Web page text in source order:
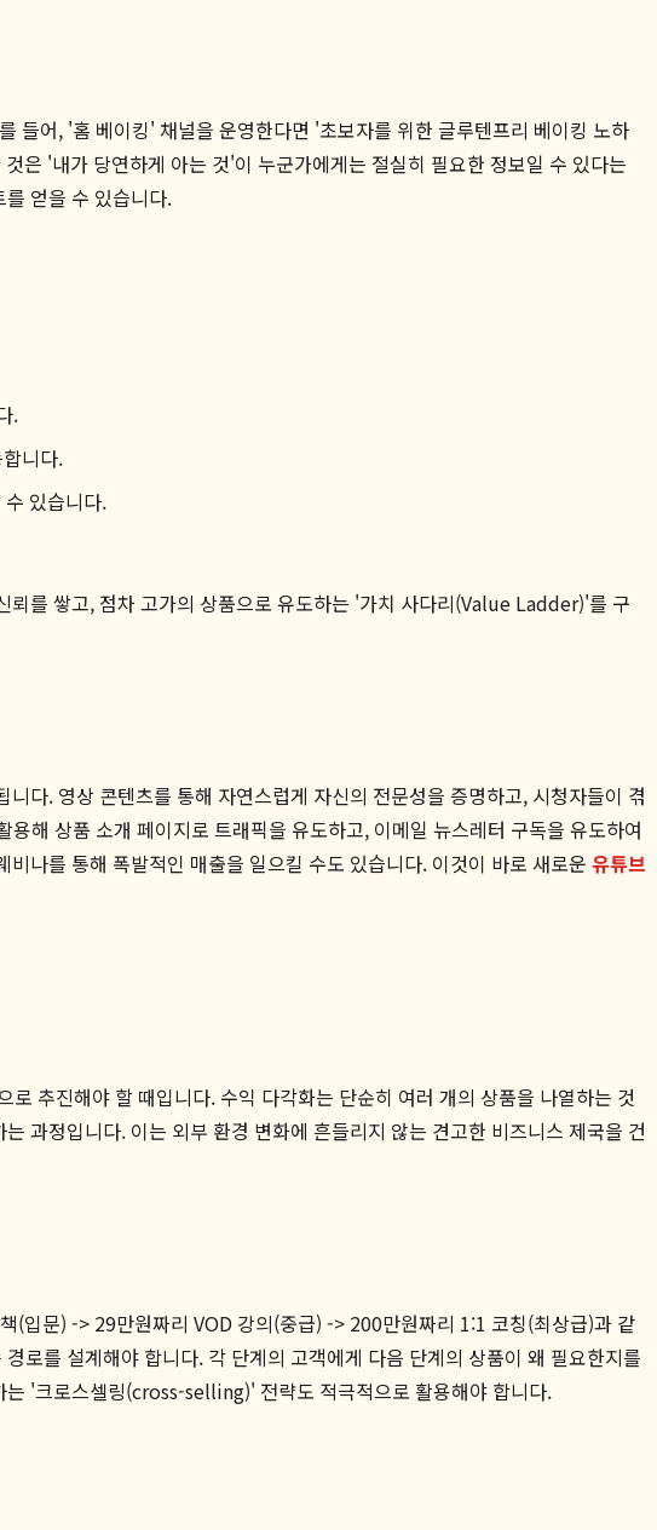
들어, '홈 베이킹' 채널을 운영한다면 '초보자를 위한 글루텐프리 베이킹 노하
은 '내가 당연하게 아는 것'이 누군가에게는 절실히 필요한 정보일 수 있다는
얻을 수 있습니다.
.
니다.
있습니다.
를 쌓고, 점차 고가의 상품으로 유도하는 '가치 사다리(Value Ladder)'를 구
다. 영상 콘텐츠를 통해 자연스럽게 자신의 전문성을 증명하고, 시청자들이 겪
해 상품 소개 페이지로 트래픽을 유도하고, 이메일 뉴스레터 구독을 유도하여
나를 통해 폭발적인 매출을 일으킬 수도 있습니다. 이것이 바로 새로운 유튜브
로 추진해야 할 때입니다. 수익 다각화는 단순히 여러 개의 상품을 나열하는 것
과정입니다. 이는 외부 환경 변화에 흔들리지 않는 견고한 비즈니스 제국을 건
(입문) -> 29만원짜리 VOD 강의(중급) -> 200만원짜리 1:1 코칭(최상급)과 같
로를 설계해야 합니다. 각 단계의 고객에게 다음 단계의 상품이 왜 필요한지를
'크로스셀링(cross-selling)' 전략도 적극적으로 활용해야 합니다.